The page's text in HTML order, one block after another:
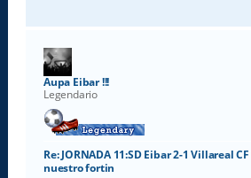
Aupa Eibar !!!
Legendario
Re: JORNADA 11:SD Eibar 2-1 Villareal
nuestro fortin